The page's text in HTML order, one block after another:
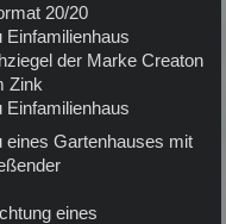
20/20
Einfamilienhaus
der Marke Creaton
Zink
Einfamilienhaus
eines Gartenhauses mit
eines